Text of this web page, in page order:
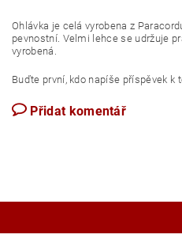
Ohlávka je celá vyrobena z
pevnostní. Velmi lehce se udržuje
vyrobená.
Buďte první, kdo napíše příspěvek k
Přidat komentář